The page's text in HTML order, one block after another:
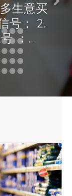
生意买
号； 2.
：
34.
17 –
岸 】咖
）
中餐馆
东区
万）
馆 （转
西区购
：9.9